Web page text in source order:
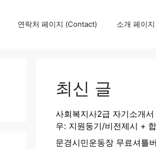
연락처 페이지 (Contact) 소개 페이
최신 글
사회복지사2급 자기소개
우: 지원동기/비전제시 +
문경시민운동장 무료셔틀